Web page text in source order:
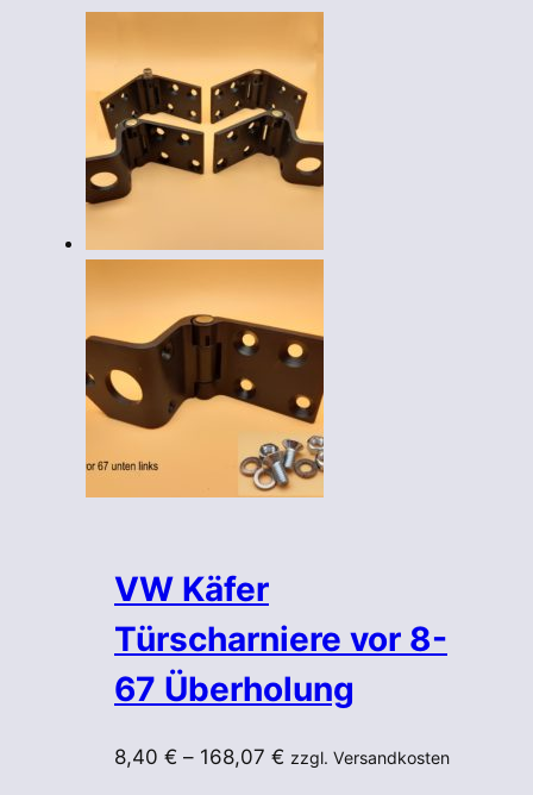
VW Käfer
Türscharniere vor 8-
67 Überholung
8,40 € – 168,07 € zzgl. Versandkosten